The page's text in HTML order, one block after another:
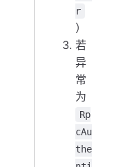
r
）
若
异
常
为
Rp
cAu
the